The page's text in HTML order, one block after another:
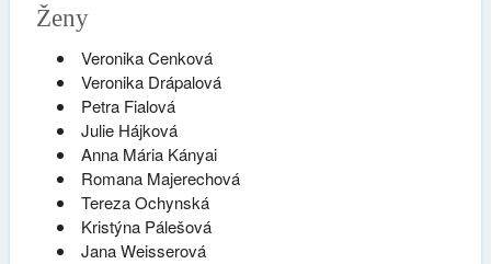
Ženy
Veronika Cenková
Veronika Drápalová
Petra Fialová
Julie Hájková
Anna Mária Kányai
Romana Majerechová
Tereza Ochynská
Kristýna Pálešová
Jana Weisserová